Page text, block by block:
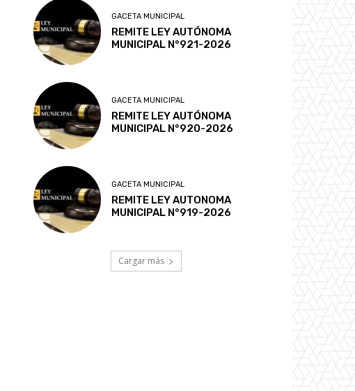
GACETA MUNICIPAL
REMITE LEY AUTÓNOMA
MUNICIPAL N°921-2026
GACETA MUNICIPAL
REMITE LEY AUTÓNOMA
MUNICIPAL N°920-2026
GACETA MUNICIPAL
REMITE LEY AUTONOMA
MUNICIPAL N°919-2026
Cargar más